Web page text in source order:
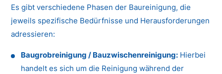
Es gibt verschiedene Phasen der Baureinigung, die
jeweils spezifische Bedürfnisse und Herausforderungen
adressieren:
Baugrobreinigung / Bauzwischenreinigung: Hierbei
handelt es sich um die Reinigung während der